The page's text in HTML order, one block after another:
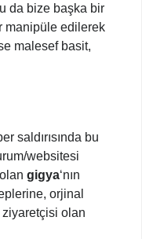
da bize başka bir
manipüle edilerek
malesef basit,
saldırısında bu
websitesi
gigya‘nın
orjinal
olan